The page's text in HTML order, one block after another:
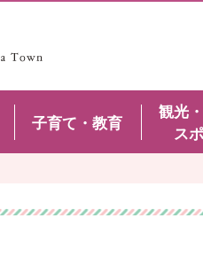
子育て・教育
観光
ス